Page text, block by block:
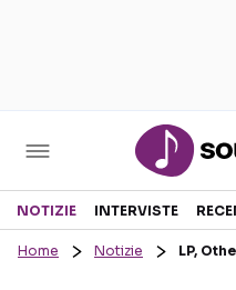
Sezioni
NOTIZIE INTERVISTE
Home Notizie LP,